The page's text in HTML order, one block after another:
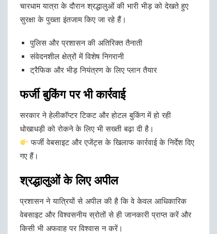
चारधाम यात्रा के दौरान श्रद्धालुओं की भारी भीड़ को देखते हुए
सुरक्षा के पुख्ता इंतजाम किए जा रहे हैं।
पुलिस और प्रशासन की अतिरिक्त तैनाती
संवेदनशील क्षेत्रों में विशेष निगरानी
ट्रैफिक और भीड़ नियंत्रण के लिए प्लान तैयार
फर्जी बुकिंग पर भी कार्रवाई
सरकार ने हेलीकॉप्टर टिकट और होटल बुकिंग में हो रही
धोखाधड़ी को रोकने के लिए भी सख्ती बढ़ा दी है।
फर्जी वेबसाइट और एजेंट्स के खिलाफ कार्रवाई के निर्देश दिए
गए हैं।
श्रद्धालुओं के लिए अपील
प्रशासन ने यात्रियों से अपील की है कि वे केवल आधिकारिक
वेबसाइट और विश्वसनीय स्रोतों से ही जानकारी प्राप्त करें और
किसी भी अफवाह पर विश्वास न करें।